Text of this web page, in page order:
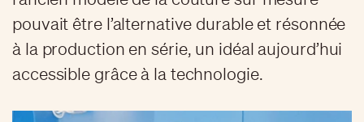
pouvait être l’alternative durable et résonnée
à la production en série, un idéal aujourd’hui
accessible grâce à la technologie.